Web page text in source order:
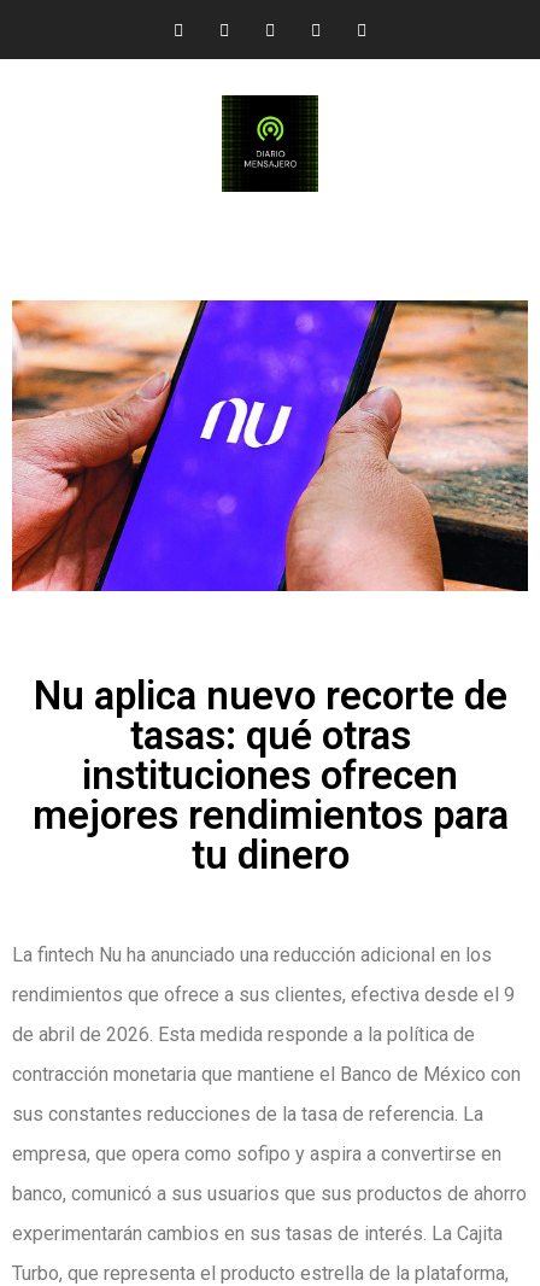
Nu aplica nuevo recorte de
tasas: qué otras
instituciones ofrecen
mejores rendimientos para
tu dinero
La fintech Nu ha anunciado una reducción adicional en los
rendimientos que ofrece a sus clientes, efectiva desde el 9
de abril de 2026. Esta medida responde a la política de
contracción monetaria que mantiene el Banco de México con
sus constantes reducciones de la tasa de referencia. La
empresa, que opera como sofipo y aspira a convertirse en
banco, comunicó a sus usuarios que sus productos de ahorro
experimentarán cambios en sus tasas de interés. La Cajita
Turbo, que representa el producto estrella de la plataforma,